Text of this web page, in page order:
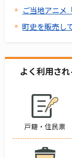
ご当地アニメ
町史を販売し
よく利用さ
戸籍・住民票